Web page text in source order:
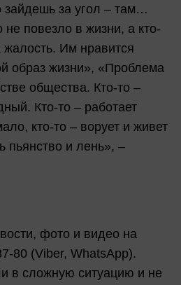
зайдешь за угол – там…
не повезло в жизни, а кто-
жалость. Им нравится
образ жизни», «Проблема
общества. Кто-то –
Кто-то – работает
кто-то – ворует и живет
пьянство и лень», –
фото и видео на
80 (Viber, WhatsApp).
в сложную ситуацию и не